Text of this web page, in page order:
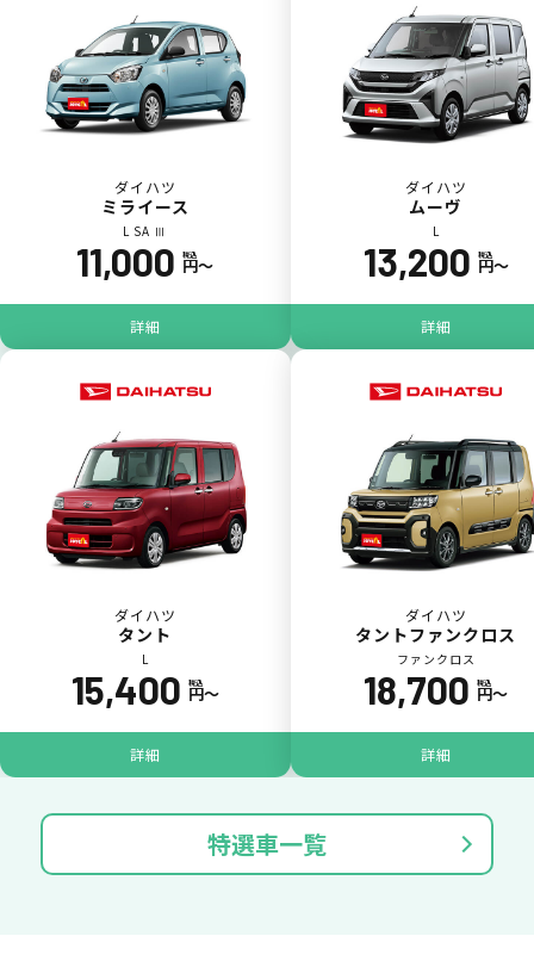
ガラス破損
落書き
いたずら
バンパー
破損
※たすカッターをご利用頂く場合、免責金額が１回あたり5,000円
たすカッター３詳細
ダイハツ
ミライース
L SA Ⅲ
11,000 税込
円〜
詳細
ダイハツ
ムーヴ
L
13,200 税込
円〜
詳細
ダイハツ
タント
L
15,400 税込
円〜
詳細
ダイハツ
タントファンクロス
ファンクロス
18,700 税込
円〜
詳細
特選車一覧